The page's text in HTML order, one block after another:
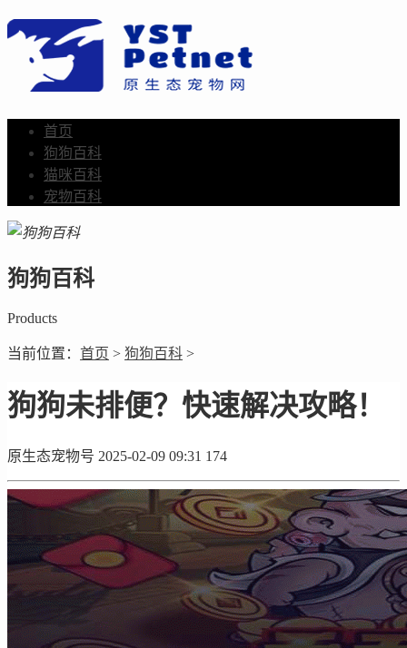
首页
狗狗百科
猫咪百科
宠物百科
狗狗百科
Products
当前位置： 首页 > 狗狗百科 >
狗狗未排便？快速解决攻略！
原生态宠物号 2025-02-09 09:31 174